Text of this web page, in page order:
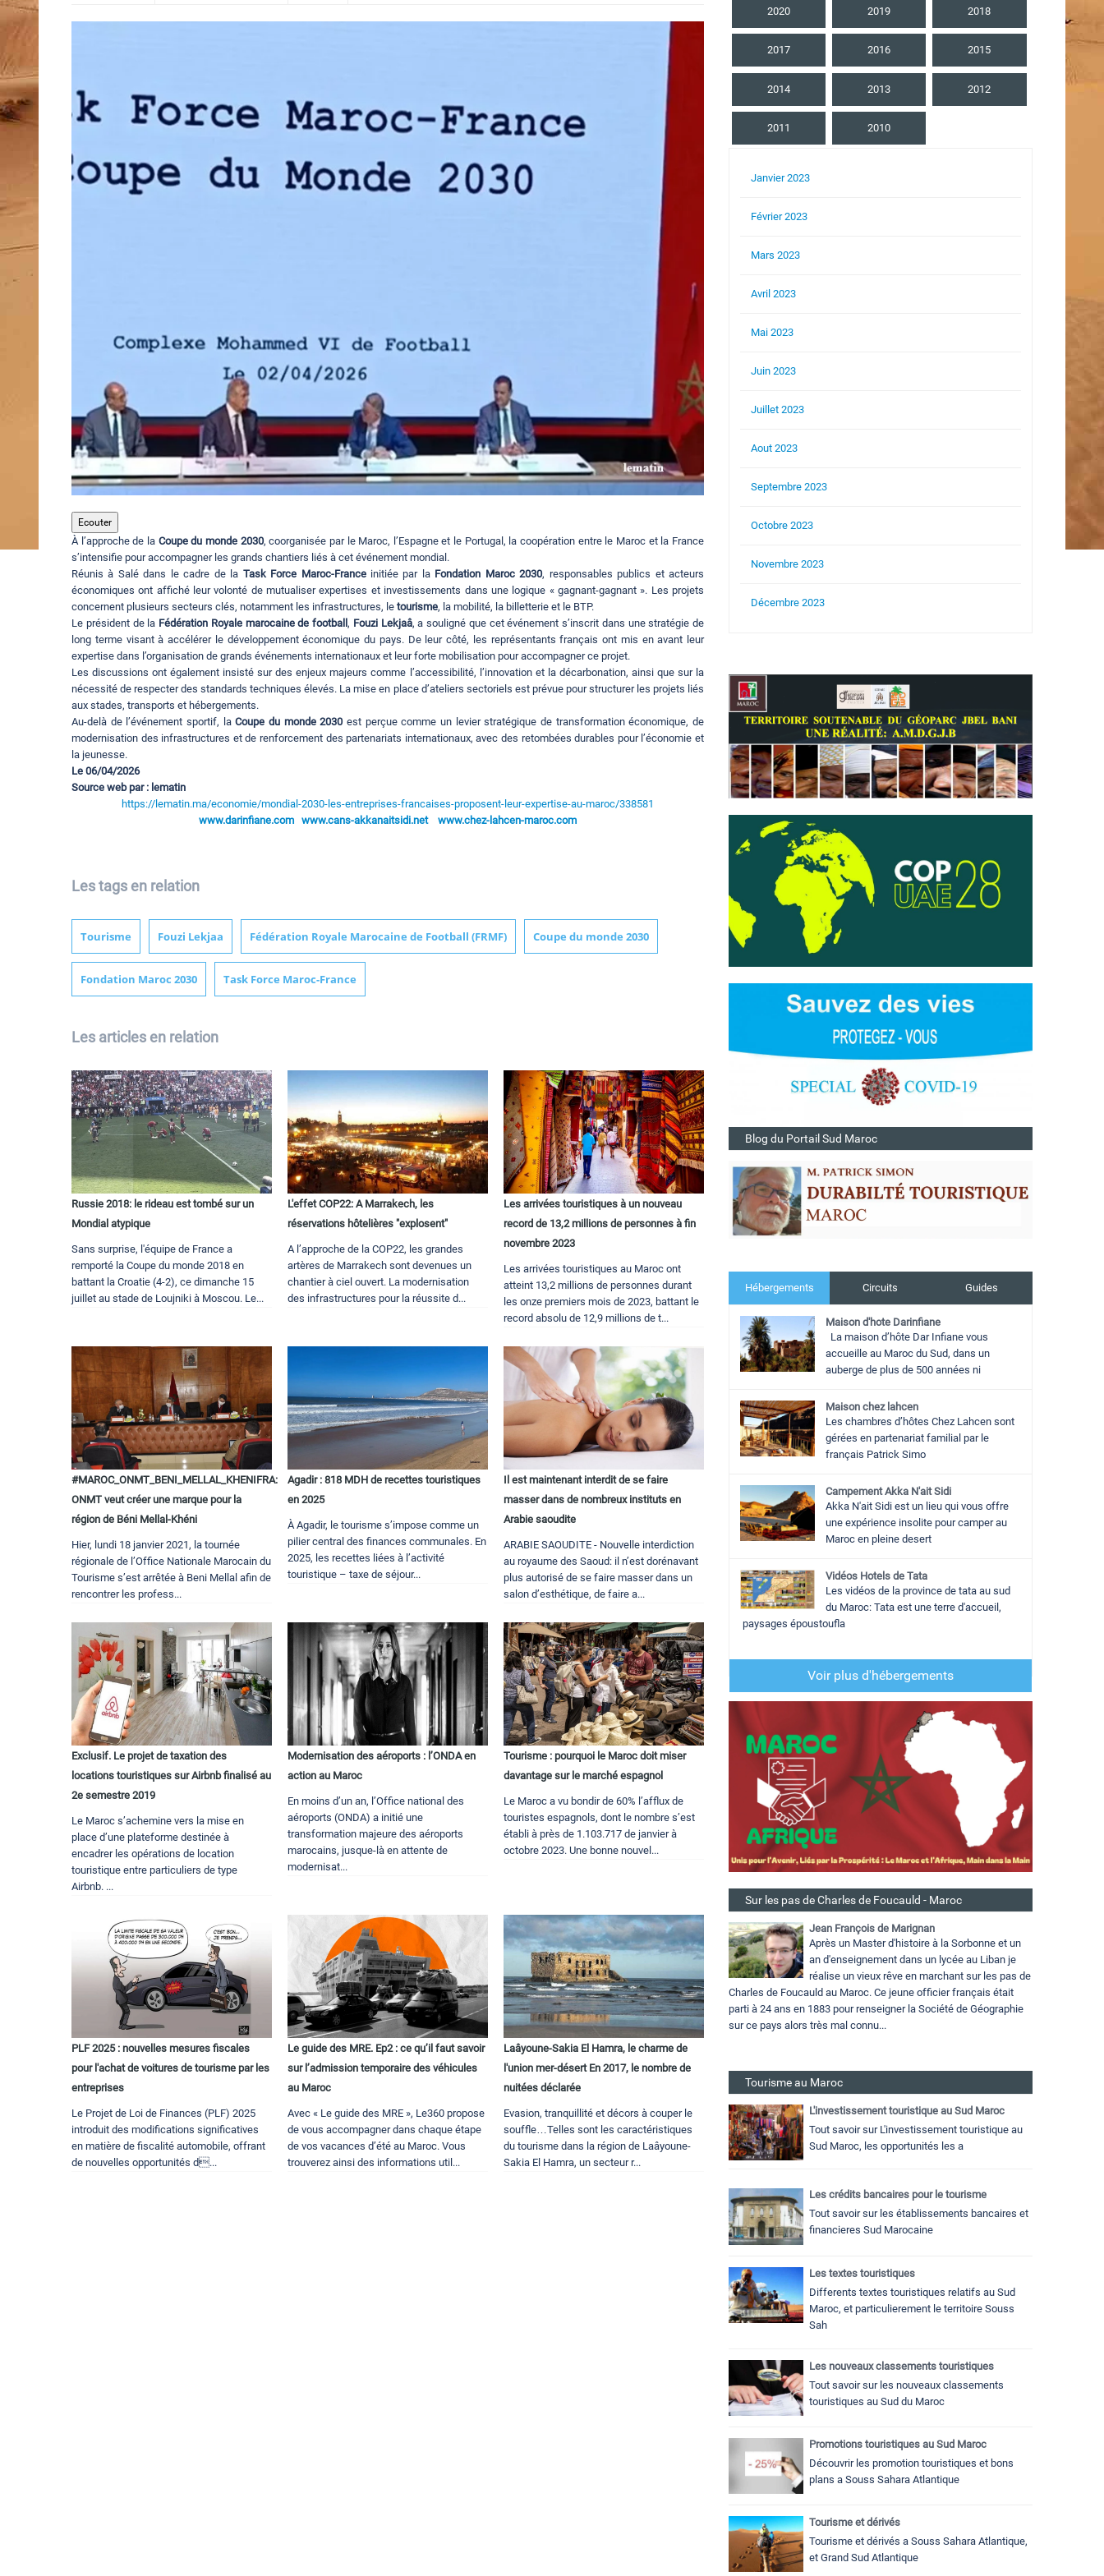
Ecouter
À l’approche de la Coupe du monde 2030, coorganisée par le Maroc, l’Espagne et le Portugal, la coopération entre le Maroc et la France
s’intensifie pour accompagner les grands chantiers liés à cet événement mondial.
Réunis à Salé dans le cadre de la Task Force Maroc-Franceinitiée par la Fondation Maroc 2030, responsables publics et acteurs
économiques ont affiché leur volonté de mutualiser expertises et investissements dans une logique « gagnant-gagnant ». Les projets
concernent plusieurs secteurs clés, notamment les infrastructures, le tourisme, la mobilité, la billetterie et le BTP.
Le président de la Fédération Royale marocaine de football , Fouzi Lekjaâ, a souligné que cet événement s’inscrit dans une stratégie de
long terme visant à accélérer le développement économique du pays. De leur côté, les représentants français ont mis en avant leur
expertise dans l’organisation de grands événements internationaux et leur forte mobilisation pour accompagner ce projet.
Les discussions ont également insisté sur des enjeux majeurs comme l’accessibilité, l’innovation et la décarbonation, ainsi que sur la
nécessité de respecter des standards techniques élevés. La mise en place d’ateliers sectoriels est prévue pour structurer les projets liés
aux stades, transports et hébergements.
Au-delà de l’événement sportif, laCoupe du monde 2030 est perçue comme un levier stratégique de transformation économique, de
modernisation des infrastructures et de renforcement des partenariats internationaux, avec des retombées durables pour l’économie et
la jeunesse.
Le 06/04/2026
Source web par : lematin
https://lematin.ma/economie/mondial-2030-les-entreprises-francaises-proposent-leur-expertise-au-maroc/338581
www.darinfiane.com www.cans-akkanaitsidi.net www.chez-lahcen-maroc.com
Les tags en relation
Tourisme Fouzi Lekjaa Fédération Royale Marocaine de Football (FRMF) Coupe du monde 2030
Fondation Maroc 2030 Task Force Maroc-France
Les articles en relation
Russie 2018: le rideau est tombé sur un
Mondial atypique
Sans surprise, l'équipe de France a
remporté la Coupe du monde 2018 en
battant la Croatie (4-2), ce dimanche 15
juillet au stade de Loujniki à Moscou. Le...
L'effet COP22: A Marrakech, les
réservations hôtelières "explosent"
A l’approche de la COP22, les grandes
artères de Marrakech sont devenues un
chantier à ciel ouvert. La modernisation
des infrastructures pour la réussite d...
Les arrivées touristiques à un nouveau
record de 13,2 millions de personnes à fin
novembre 2023
Les arrivées touristiques au Maroc ont
atteint 13,2 millions de personnes durant
les onze premiers mois de 2023, battant le
record absolu de 12,9 millions de t...
#MAROC_ONMT_BENI_MELLAL_KHENIFRA:
ONMT veut créer une marque pour la
région de Béni Mellal-Khéni
Hier, lundi 18 janvier 2021, la tournée
régionale de l’Office Nationale Marocain du
Tourisme s’est arrêtée à Beni Mellal afin de
rencontrer les profess...
Agadir : 818 MDH de recettes touristiques
en 2025
À Agadir, le tourisme s’impose comme un
pilier central des finances communales. En
2025, les recettes liées à l’activité
touristique – taxe de séjour...
Il est maintenant interdit de se faire
masser dans de nombreux instituts en
Arabie saoudite
ARABIE SAOUDITE - Nouvelle interdiction
au royaume des Saoud: il n’est dorénavant
plus autorisé de se faire masser dans un
salon d’esthétique, de faire a...
Exclusif. Le projet de taxation des
locations touristiques sur Airbnb finalisé au
2e semestre 2019
Le Maroc s’achemine vers la mise en
place d’une plateforme destinée à
encadrer les opérations de location
touristique entre particuliers de type
Airbnb. ...
Modernisation des aéroports : l’ONDA en
action au Maroc
En moins d’un an, l’Office national des
aéroports (ONDA) a initié une
transformation majeure des aéroports
marocains, jusque-là en attente de
modernisat...
Tourisme : pourquoi le Maroc doit miser
davantage sur le marché espagnol
Le Maroc a vu bondir de 60% l’afflux de
touristes espagnols, dont le nombre s’est
établi à près de 1.103.717 de janvier à
octobre 2023. Une bonne nouvel...
PLF 2025 : nouvelles mesures fiscales
pour l'achat de voitures de tourisme par les
entreprises
Le Projet de Loi de Finances (PLF) 2025
introduit des modifications significatives
en matière de fiscalité automobile, offrant
de nouvelles opportunités d...
Le guide des MRE. Ep2 : ce qu’il faut savoir
sur l’admission temporaire des véhicules
au Maroc
Avec « Le guide des MRE », Le360 propose
de vous accompagner dans chaque étape
de vos vacances d’été au Maroc. Vous
trouverez ainsi des informations util...
Laâyoune-Sakia El Hamra, le charme de
l'union mer-désert En 2017, le nombre de
nuitées déclarée
Evasion, tranquillité et décors à couper le
souffle…Telles sont les caractéristiques
du tourisme dans la région de Laâyoune-
Sakia El Hamra, un secteur r...
2020 2019 2018
2017 2016 2015
2014 2013 2012
2011 2010
Janvier 2023
Février 2023
Mars 2023
Avril 2023
Mai 2023
Juin 2023
Juillet 2023
Aout 2023
Septembre 2023
Octobre 2023
Novembre 2023
Décembre 2023
Blog du Portail Sud Maroc
Hébergements Circuits Guides
Maison d'hote Darinfiane
La maison d’hôte Dar Infiane vous
accueille au Maroc du Sud, dans un
auberge de plus de 500 années ni
Maison chez lahcen
Les chambres d’hôtes Chez Lahcen sont
gérées en partenariat familial par le
français Patrick Simo
Campement Akka N'ait Sidi
Akka N'ait Sidi est un lieu qui vous offre
une expérience insolite pour camper au
Maroc en pleine desert
Vidéos Hotels de Tata
Les vidéos de la province de tata au sud
du Maroc: Tata est une terre d'accueil,
paysages époustoufla
Voir plus d'hébergements
Sur les pas de Charles de Foucauld - Maroc
Jean François de Marignan
Après un Master d'histoire à la Sorbonne et un
an d'enseignement dans un lycée au Liban je
réalise un vieux rêve en marchant sur les pas de
Charles de Foucauld au Maroc. Ce jeune officier français était
parti à 24 ans en 1883 pour renseigner la Société de Géographie
sur ce pays alors très mal connu...
Tourisme au Maroc
L'investissement touristique au Sud Maroc
Tout savoir sur L'investissement touristique au
Sud Maroc, les opportunités les a
Les crédits bancaires pour le tourisme
Tout savoir sur les établissements bancaires et
financieres Sud Marocaine
Les textes touristiques
Differents textes touristiques relatifs au Sud
Maroc, et particulierement le territoire Souss
Sah
Les nouveaux classements touristiques
Tout savoir sur les nouveaux classements
touristiques au Sud du Maroc
Promotions touristiques au Sud Maroc
Découvrir les promotion touristiques et bons
plans a Souss Sahara Atlantique
Tourisme et dérivés
Tourisme et dérivés a Souss Sahara Atlantique,
et Grand Sud Atlantique